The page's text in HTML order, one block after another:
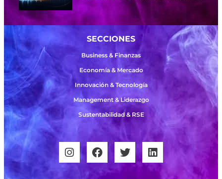
SECCIONES
Business & Finanzas
Economía & Mercado
Innovación & Tecnología
Management & Liderazgo
Sustentabilidad & RSE